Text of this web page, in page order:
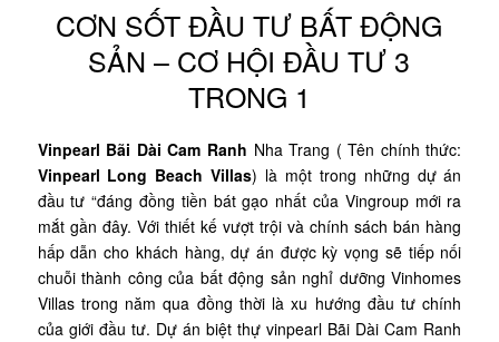
CƠN SỐT ĐẦU TƯ BẤT ĐỘNG
SẢN – CƠ HỘI ĐẦU TƯ 3
TRONG 1
Vinpearl Bãi Dài Cam Ranh Nha Trang ( Tên chính thức:
Vinpearl Long Beach Villas) là một trong những dự án
đầu tư “đáng đồng tiền bát gạo nhất của Vingroup mới ra
mắt gần đây. Với thiết kế vượt trội và chính sách bán hàng
hấp dẫn cho khách hàng, dự án được kỳ vọng sẽ tiếp nối
chuỗi thành công của bất động sản nghỉ dưỡng Vinhomes
Villas trong năm qua đồng thời là xu hướng đầu tư chính
của giới đầu tư. Dự án biệt thự vinpearl Bãi Dài Cam Ranh